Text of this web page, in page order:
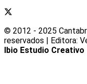
© 2012 - 2025
reservados | Editora:
Ibio Estudio Creativo